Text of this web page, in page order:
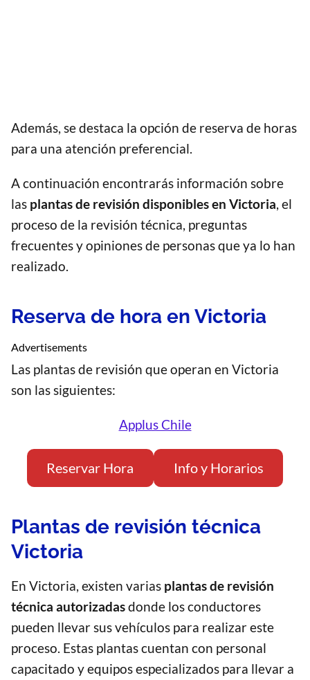
Además, se destaca la opción de reserva de horas
para una atención preferencial.
A continuación encontrarás información sobre
las plantas de revisión disponibles en Victoria, el
proceso de la revisión técnica, preguntas
frecuentes y opiniones de personas que ya lo han
realizado.
Reserva de hora en Victoria
Advertisements
Las plantas de revisión que operan en Victoria
son las siguientes:
Applus Chile
Reservar Hora Info y Horarios
Plantas de revisión técnica
Victoria
En Victoria, existen varias plantas de revisión
técnica autorizadasdonde los conductores
pueden llevar sus vehículos para realizar este
proceso. Estas plantas cuentan con personal
capacitado y equipos especializados para llevar a